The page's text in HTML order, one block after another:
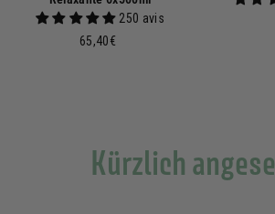
250 avis
65,40€
Kürzlich